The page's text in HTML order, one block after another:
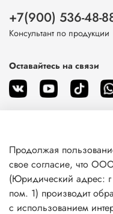
О магазине
Клиентам
+7(900) 536-48-
Консультант по продукции
Оставайтесь на связи
Продолжая
свое согласие, что
(Юридический адрес:
пом. 1) производит
с использованием